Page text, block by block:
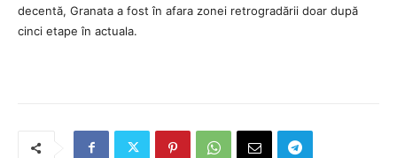
decentă, Granata a fost în afara zonei retrogradării doar după
cinci etape în actuala.